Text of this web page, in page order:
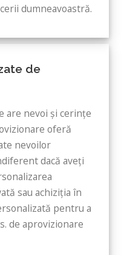
dumneavoastră.
de
are nevoi și cerințe
oferă
nevoilor
dacă aveți
sau achiziția în
pentru a
de aprovizionare